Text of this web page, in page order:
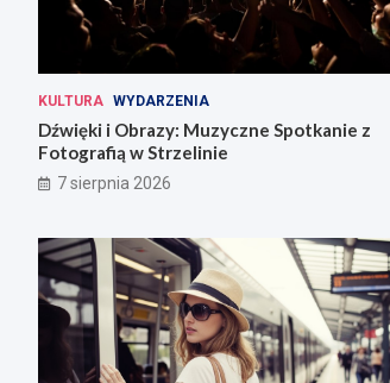
KULTURA WYDARZENIA
Dźwięki i Obrazy: Muzyczne Spotkanie z
Fotografią w Strzelinie
7 sierpnia 2026